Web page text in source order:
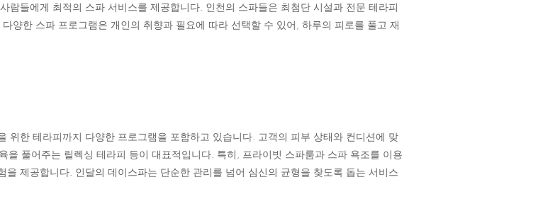
람들에게 최적의 스파 서비스를 제공합니다. 인천의 스파들은 최첨단 시설과 전문 테라피
양한 스파 프로그램은 개인의 취향과 필요에 따라 선택할 수 있어, 하루의 피로를 풀고 재
위한 테라피까지 다양한 프로그램을 포함하고 있습니다. 고객의 피부 상태와 컨디션에 맞
을 풀어주는 릴렉싱 테라피 등이 대표적입니다. 특히, 프라이빗 스파룸과 스파 욕조를 이용
제공합니다. 인달의 데이스파는 단순한 관리를 넘어 심신의 균형을 찾도록 돕는 서비스